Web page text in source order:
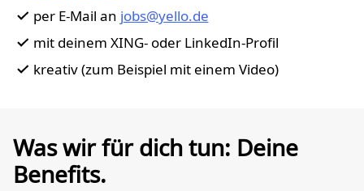
per E-Mail an jobs@yello.de
mit deinem XING- oder LinkedIn-Profil
kreativ (zum Beispiel mit einem Video)
Was wir für dich tun: Deine
Benefits.